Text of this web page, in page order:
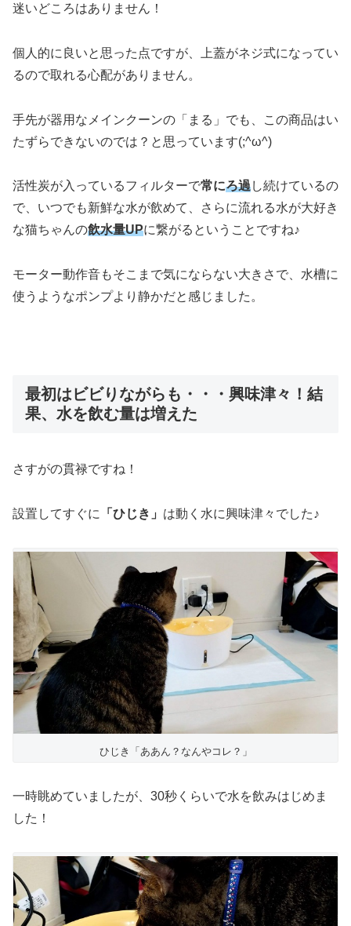
迷いどころはありません！
個人的に良いと思った点ですが、上蓋がネジ式になってい
るので取れる心配がありません。
手先が器用なメインクーンの「まる」でも、この商品はい
たずらできないのでは？と思っています(;^ω^)
活性炭が入っているフィルターで常にろ過し続けているの
で、いつでも新鮮な水が飲めて、さらに流れる水が大好き
な猫ちゃんの飲水量UPに繋がるということですね♪
モーター動作音もそこまで気にならない大きさで、水槽に
使うようなポンプより静かだと感じました。
最初はビビりながらも・・・興味津々！結
果、水を飲む量は増えた
さすがの貫禄ですね！
設置してすぐに 「ひじき」 は動く水に興味津々でした♪
ひじき「ああん？なんやコレ？」
一時眺めていましたが、30秒くらいで水を飲みはじめま
した！